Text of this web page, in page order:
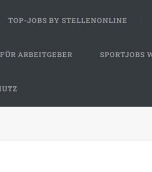
TOP-JOBS BY STELLENONLINE
FÜR ARBEITGEBER SPORTJOBS